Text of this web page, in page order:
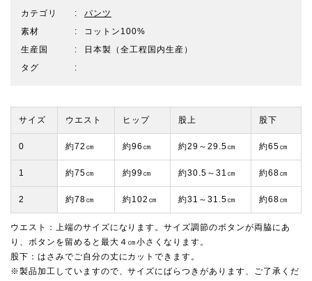
カテゴリ
パンツ
素材
コットン100%
生産国
日本製（全工程国内生産）
タグ
サイズ ウエスト ヒップ 股上 股下
0 約72㎝ 約96㎝ 約29～29.5㎝ 約65㎝
1 約75㎝ 約99㎝ 約30.5～31㎝ 約68㎝
2 約78㎝ 約102㎝ 約31～31.5㎝ 約68㎝
ウエスト：上端のサイズになります。サイズ調節のボタンが両脇にあ
り、ボタンを留めると最大４㎝小さくなります。
股下：はさみでご自分の丈にカットできます。
※製品加工していますので、サイズにばらつきがあります、ご了承くだ